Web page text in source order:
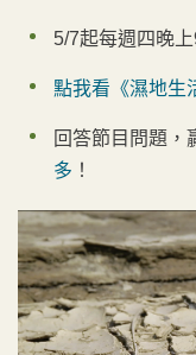
5/7起每週四晚
點我看《濕地生
回答節目問題，
多 ！